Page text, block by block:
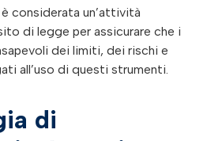
considerata un’attività
di legge per assicurare che i
dei limiti, dei rischi e
all’uso di questi strumenti.
di